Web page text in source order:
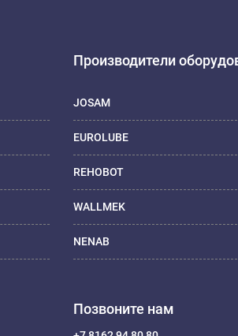
Производители
JOSAM
EUROLUBE
REHOBOT
WALLMEK
NENAB
Позвоните нам